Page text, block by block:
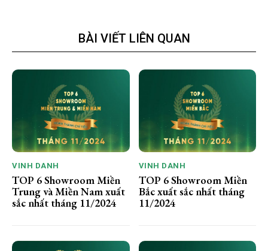
BÀI VIẾT LIÊN QUAN
VINH DANH
TOP 6 Showroom Miền
Trung và Miền Nam xuất
sắc nhất tháng 11/2024
VINH DANH
TOP 6 Showroom Miền
Bắc xuất sắc nhất tháng
11/2024